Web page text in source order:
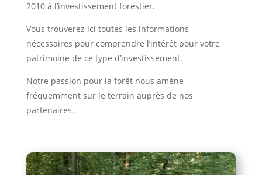
2010 à l’investissement forestier.
Vous trouverez ici toutes les informations
nécessaires pour comprendre l’intérêt pour votre
patrimoine de ce type d’investissement.
Notre passion pour la forêt nous amène
fréquemment sur le terrain auprès de nos
partenaires.